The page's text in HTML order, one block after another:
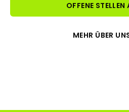
OFFENE STELLEN
MEHR ÜBER